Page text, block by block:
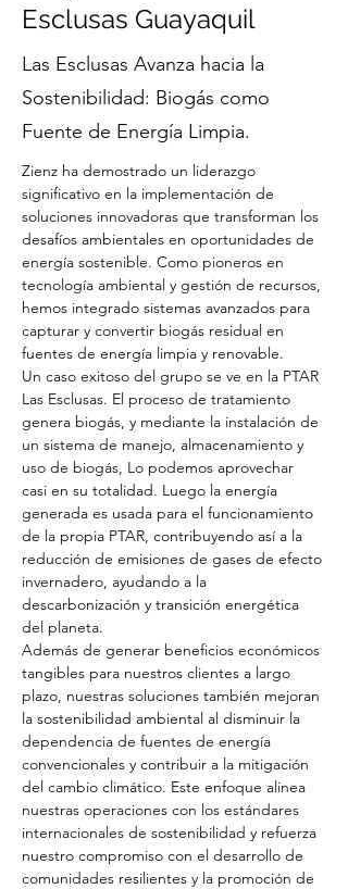
Esclusas Guayaquil
Las Esclusas Avanza hacia la
Sostenibilidad: Biogás como
Fuente de Energía Limpia.
Zienz ha demostrado un liderazgo
significativo en la implementación de
soluciones innovadoras que transforman los
desafíos ambientales en oportunidades de
energía sostenible. Como pioneros en
tecnología ambiental y gestión de recursos,
hemos integrado sistemas avanzados para
capturar y convertir biogás residual en
fuentes de energía limpia y renovable.
Un caso exitoso del grupo se ve en la PTAR
Las Esclusas. El proceso de tratamiento
genera biogás, y mediante la instalación de
un sistema de manejo, almacenamiento y
uso de biogás, Lo podemos aprovechar
casi en su totalidad. Luego la energía
generada es usada para el funcionamiento
de la propia PTAR, contribuyendo así a la
reducción de emisiones de gases de efecto
invernadero, ayudando a la
descarbonización y transición energética
del planeta.
Además de generar beneficios económicos
tangibles para nuestros clientes a largo
plazo, nuestras soluciones también mejoran
la sostenibilidad ambiental al disminuir la
dependencia de fuentes de energía
convencionales y contribuir a la mitigación
del cambio climático. Este enfoque alinea
nuestras operaciones con los estándares
internacionales de sostenibilidad y refuerza
nuestro compromiso con el desarrollo de
comunidades resilientes y la promoción de